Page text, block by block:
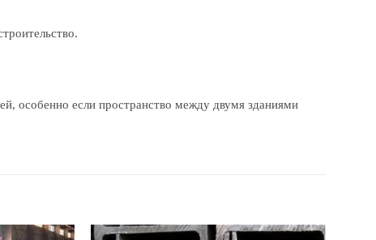
особенно если пространство между двумя зданиями